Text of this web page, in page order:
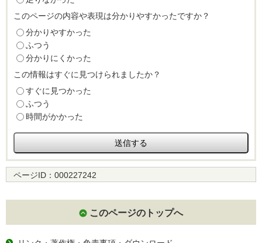
このページの内容や表現は分かりやすかったですか？
分かりやすかった
ふつう
分かりにくかった
この情報はすぐに見つけられましたか？
すぐに見つかった
ふつう
時間がかかった
ページID： 000227242
このページのトップへ